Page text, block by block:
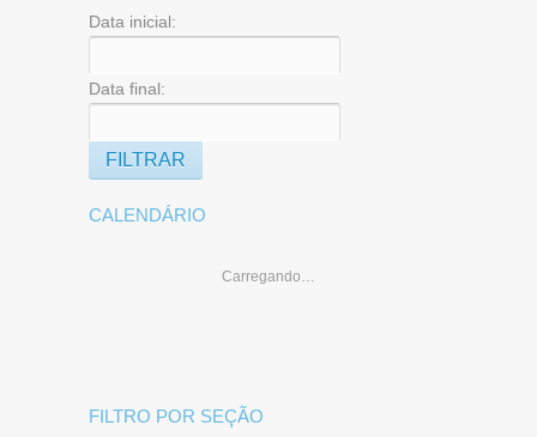
Data inicial:
Data final:
CALENDÁRIO
Carregando…
FILTRO POR SEÇÃO